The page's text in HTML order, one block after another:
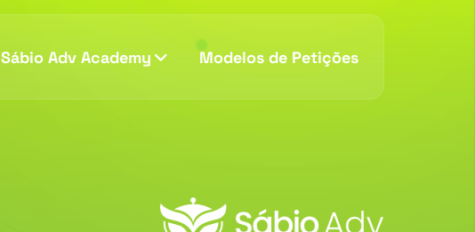
Sábio Adv Academy Modelos de Petições